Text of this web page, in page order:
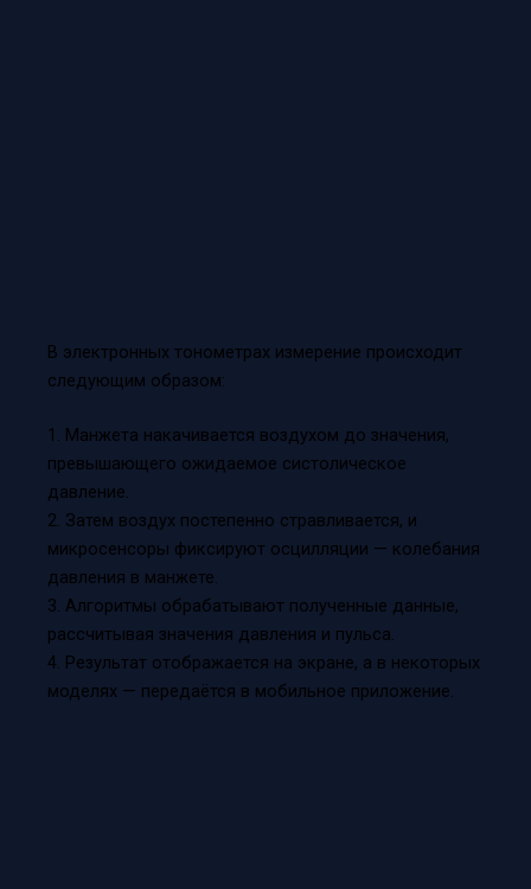
В электронных тонометрах измерение происходит
следующим образом:
1. Манжета накачивается воздухом до значения,
превышающего ожидаемое систолическое
давление.
2. Затем воздух постепенно стравливается, и
микросенсоры фиксируют осцилляции — колебания
давления в манжете.
3. Алгоритмы обрабатывают полученные данные,
рассчитывая значения давления и пульса.
4. Результат отображается на экране, а в некоторых
моделях — передаётся в мобильное приложение.